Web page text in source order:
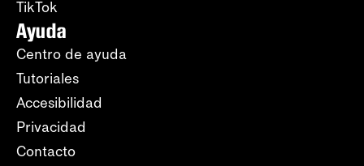
TikTok
Ayuda
Centro de ayuda
Tutoriales
Accesibilidad
Privacidad
Contacto